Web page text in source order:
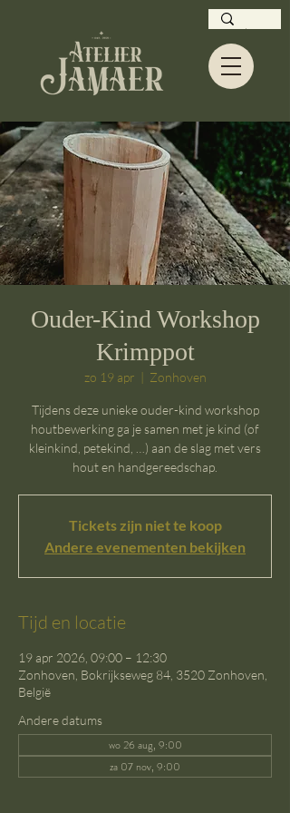
Ouder-Kind Workshop
Krimppot
zo 19 apr
  |
Zonhoven
Tijdens deze unieke ouder-kind workshop
houtbewerking ga je samen met je kind (of
kleinkind, petekind, …) aan de slag met vers
hout en handgereedschap.
Tickets zijn niet te koop
Andere evenementen bekijken
Tijd en locatie
19 apr 2026, 09:00 – 12:30
Zonhoven, Bokrijkseweg 84, 3520 Zonhoven,
België
Andere datums
wo 26 aug, 9:00
za 07 nov, 9:00